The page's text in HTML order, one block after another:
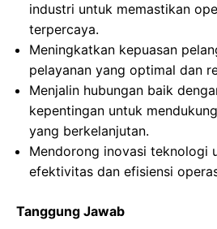
industri untuk memastikan
terpercaya.
Meningkatkan kepuasan
pelayanan yang optimal dan
Menjalin hubungan baik
kepentingan untuk
yang berkelanjutan.
Mendorong inovasi teknologi
efektivitas dan efisiensi
Tanggung Jawab